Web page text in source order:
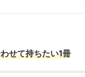
せて持ちたい1冊